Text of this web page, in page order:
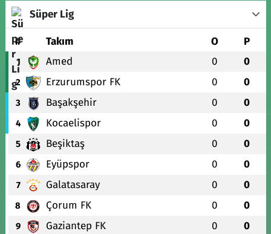
Süper Lig
# Takım O P
1 Amed 0 0
2 Erzurumspor FK 0 0
3 Başakşehir 0 0
4 Kocaelispor 0 0
5 Beşiktaş 0 0
6 Eyüpspor 0 0
7 Galatasaray 0 0
8 Çorum FK 0 0
9 Gaziantep FK 0 0